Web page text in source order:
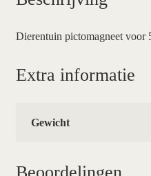
Dierentuin pictomagneet voor
Extra informatie
Gewicht